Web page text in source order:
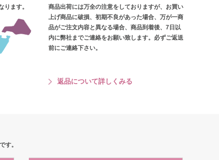
ります。
商品出荷には万全の注意をしておりますが、お買い
上げ商品に破損、初期不良があった場合、万が一商
品がご注文内容と異なる場合、商品到着後、7日以
内に弊社までご連絡をお願い致します。必ずご返送
前にご連絡下さい。
返品について詳しくみる
す。